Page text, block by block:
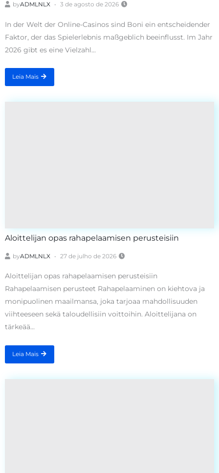
byADMLNLX 3 de agosto de 2026
In der Welt der Online-Casinos sind Boni ein entscheidender
Faktor, der das Spielerlebnis maßgeblich beeinflusst. Im Jahr
2026 gibt es eine Vielzahl...
Leia Mais
Aloittelijan opas rahapelaamisen perusteisiin
byADMLNLX 27 de julho de 2026
Aloittelijan opas rahapelaamisen perusteisiin
Rahapelaamisen perusteet Rahapelaaminen on kiehtova ja
monipuolinen maailmansa, joka tarjoaa mahdollisuuden
viihteeseen sekä taloudellisiin voittoihin. Aloittelijana on
tärkeää...
Leia Mais